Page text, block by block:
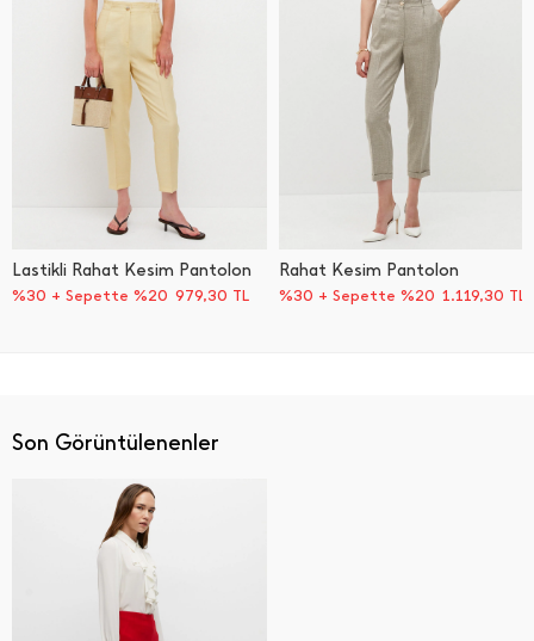
Lastikli Rahat Kesim Pantolon
%30 + Sepette %20 979,30 TL
Rahat Kesim Pantolon
%30 + Sepette %20 1.119,30 TL
Son Görüntülenenler